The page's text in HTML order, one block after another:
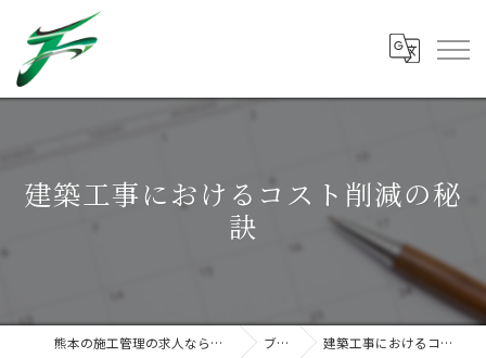
建築工事におけるコスト削減の秘
訣
熊本の施工管理の求人なら株式会社フクマツ ブログ 建築工事におけるコスト削減の秘訣